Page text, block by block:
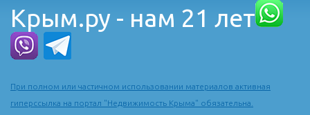
Крым.ру - нам 21 лет
При полном или частичном использовании материалов активная
гиперссылка на портал "Недвижимость Крыма" обязательна.